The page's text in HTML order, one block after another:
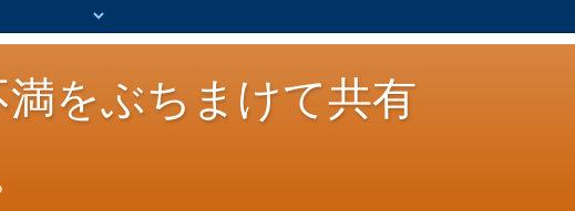
満をぶちまけて共有